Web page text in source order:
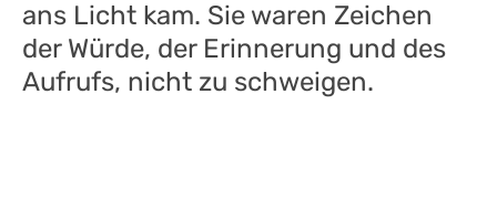
ans Licht kam. Sie waren Zeichen
der Würde, der Erinnerung und des
Aufrufs, nicht zu schweigen.